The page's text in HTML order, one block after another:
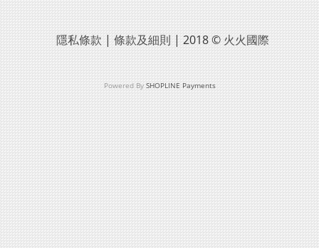
隱私條款 | 條款及細則 | 2018 © 火火國際
Powered By SHOPLINE Payments